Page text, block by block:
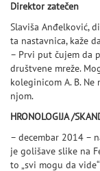
Direktor zatečen
Slaviša Anđelković,
ta nastavnica, kaže
– Prvi put čujem da
društvene mreže.
koleginicom A. B.
njom.
HRONOLOGIJA /
– decembar 2014 –
je golišave slike na
to „svi mogu da vide“